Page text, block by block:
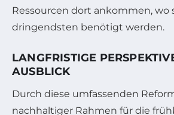
Ressourcen dort ankommen, wo
dringendsten benötigt werden.
LANGFRISTIGE
AUSBLICK
Durch diese umfassenden
nachhaltiger Rahmen für die